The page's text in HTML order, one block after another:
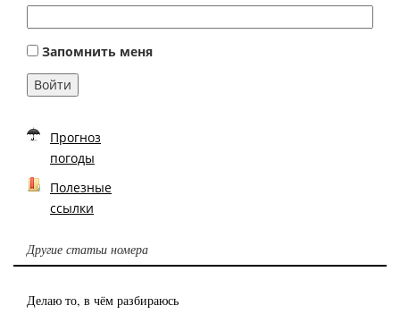
Запомнить меня
Войти
Прогноз
погоды
Полезные
ссылки
Другие статьи номера
Делаю то, в чём разбираюсь